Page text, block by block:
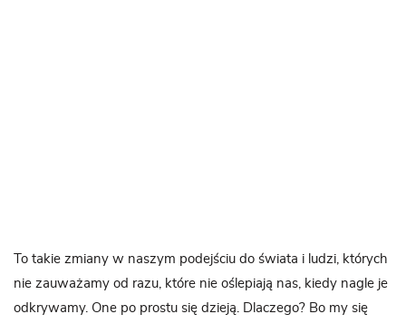
To takie zmiany w naszym podejściu do świata i ludzi, których
nie zauważamy od razu, które nie oślepiają nas, kiedy nagle je
odkrywamy. One po prostu się dzieją. Dlaczego? Bo my się